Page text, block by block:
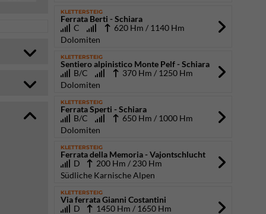
KLETTERSTEIG
Ferrata Berti - Schiara
C
620 Hm / 1140 Hm
Dolomiten
KLETTERSTEIG
Sentiero alpinistico Monte Pelf - Schiara
B/C
370 Hm / 1250 Hm
Dolomiten
KLETTERSTEIG
Ferrata Sperti - Schiara
B/C
650 Hm / 1000 Hm
Dolomiten
KLETTERSTEIG
Ferrata della Memoria - Vajontschlucht
D
200 Hm / 230 Hm
Südliche Karnische Alpen
KLETTERSTEIG
Via ferrata Gianni Costantini
D
1450 Hm / 1650 Hm